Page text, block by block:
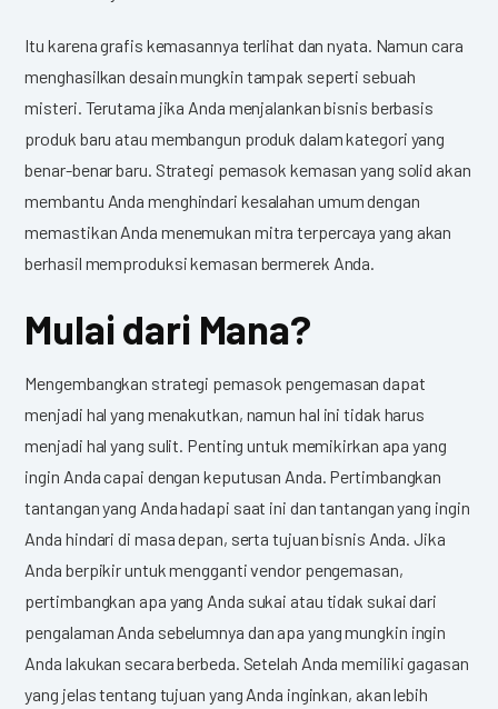
Itu karena grafis kemasannya terlihat dan nyata. Namun cara
menghasilkan desain mungkin tampak seperti sebuah
misteri. Terutama jika Anda menjalankan bisnis berbasis
produk baru atau membangun produk dalam kategori yang
benar-benar baru. Strategi pemasok kemasan yang solid akan
membantu Anda menghindari kesalahan umum dengan
memastikan Anda menemukan mitra terpercaya yang akan
berhasil memproduksi kemasan bermerek Anda.
Mulai dari Mana?
Mengembangkan strategi pemasok pengemasan dapat
menjadi hal yang menakutkan, namun hal ini tidak harus
menjadi hal yang sulit. Penting untuk memikirkan apa yang
ingin Anda capai dengan keputusan Anda. Pertimbangkan
tantangan yang Anda hadapi saat ini dan tantangan yang ingin
Anda hindari di masa depan, serta tujuan bisnis Anda. Jika
Anda berpikir untuk mengganti vendor pengemasan,
pertimbangkan apa yang Anda sukai atau tidak sukai dari
pengalaman Anda sebelumnya dan apa yang mungkin ingin
Anda lakukan secara berbeda. Setelah Anda memiliki gagasan
yang jelas tentang tujuan yang Anda inginkan, akan lebih